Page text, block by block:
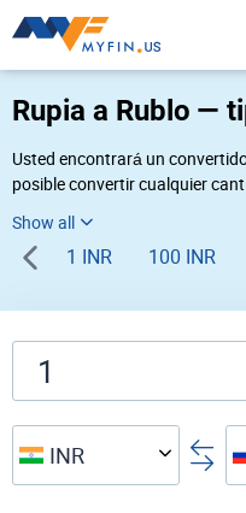
Rupia a Rublo —
Usted encontrará un
posible convertir cualquier
usted necesita una conversión
deRUB INR.
1 INR 100 INR
INR